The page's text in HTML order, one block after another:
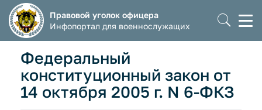
Правовой уголок офицера
Инфопортал для военнослужащих
Федеральный
конституционный закон от
14 октября 2005 г. N 6-ФКЗ